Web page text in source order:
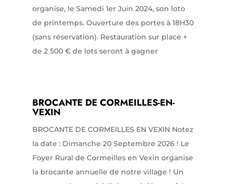
organise, le Samedi 1er Juin 2024, son loto
de printemps. Ouverture des portes à 18H30
(sans réservation). Restauration sur place +
de 2 500 € de lots seront à gagner
BROCANTE DE CORMEILLES-EN-
VEXIN
BROCANTE DE CORMEILLES EN VEXIN Notez
la date : Dimanche 20 Septembre 2026 ! Le
Foyer Rural de Cormeilles en Vexin organise
la brocante annuelle de notre village ! Un